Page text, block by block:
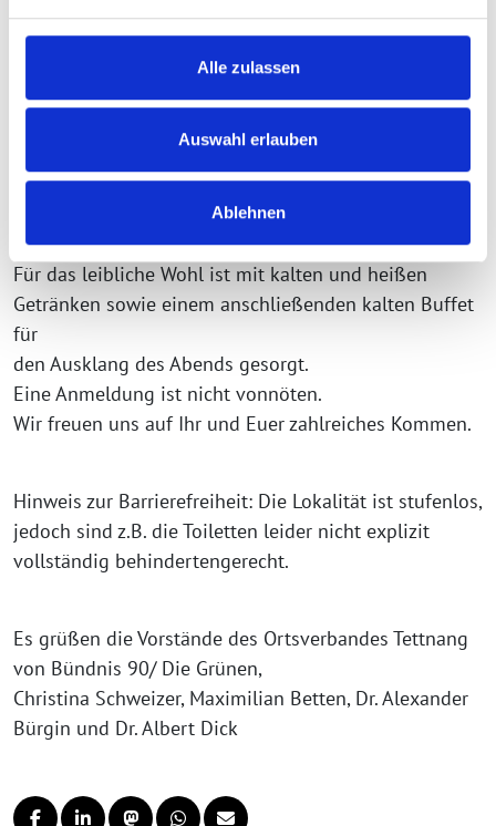
Alle zulassen
Auswahl erlauben
Ablehnen
Situation in der Pflege. Thematisiert werden die
Bedürfnisse der Menschen, die Pflege benötigen, die
Arbeitsbedingungen und Entlastung von
Pflegefachkräften sowie die Situation und
Unterstützung pflegender Angehöriger.
Dabei geht es auch um die Stärkung von Teilhabe und
selbstbestimmtes Leben.
Für das leibliche Wohl ist mit kalten und heißen
Getränken sowie einem anschließenden kalten Buffet
für
den Ausklang des Abends gesorgt.
Eine Anmeldung ist nicht vonnöten.
Wir freuen uns auf Ihr und Euer zahlreiches Kommen.
Hinweis zur Barrierefreiheit: Die Lokalität ist stufenlos,
jedoch sind z.B. die Toiletten leider nicht explizit
vollständig behindertengerecht.
Es grüßen die Vorstände des Ortsverbandes Tettnang
von Bündnis 90/ Die Grünen,
Christina Schweizer, Maximilian Betten, Dr. Alexander
Bürgin und Dr. Albert Dick